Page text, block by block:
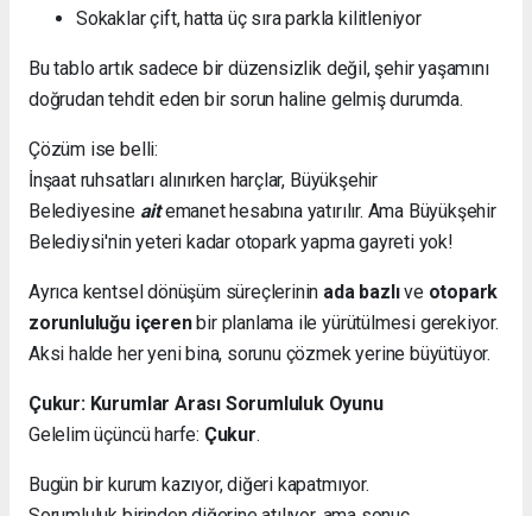
Sokaklar çift, hatta üç sıra parkla kilitleniyor
Bu tablo artık sadece bir düzensizlik değil, şehir yaşamını
doğrudan tehdit eden bir sorun haline gelmiş durumda.
Çözüm ise belli:
İnşaat ruhsatları alınırken harçlar, Büyükşehir
Belediyesine aitemanet hesabına yatırılır. Ama Büyükşehir
Belediysi'nin yeteri kadar otopark yapma gayreti yok!
Ayrıca kentsel dönüşüm süreçlerinin ada bazlıve otopark
zorunluluğu içerenbir planlama ile yürütülmesi gerekiyor.
Aksi halde her yeni bina, sorunu çözmek yerine büyütüyor.
Çukur: Kurumlar Arası Sorumluluk Oyunu
Gelelim üçüncü harfe: Çukur.
Bugün bir kurum kazıyor, diğeri kapatmıyor.